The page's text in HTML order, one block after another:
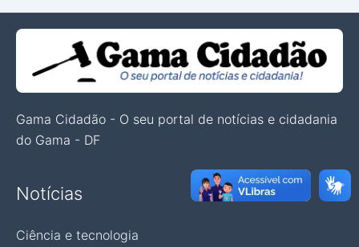
Gama Cidadão - O seu portal de notícias e cidadania
do Gama - DF
Notícias
Ciência e tecnologia